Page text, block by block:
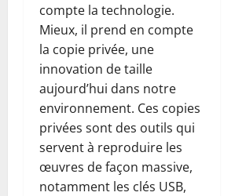
compte la technologie.
Mieux, il prend en compte
la copie privée, une
innovation de taille
aujourd’hui dans notre
environnement. Ces copies
privées sont des outils qui
servent à reproduire les
œuvres de façon massive,
notamment les clés USB,